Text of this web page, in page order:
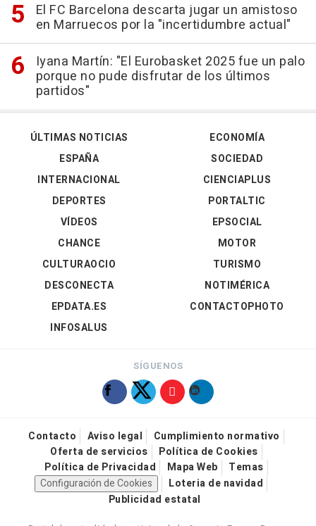
El FC Barcelona descarta jugar un amistoso
en Marruecos por la "incertidumbre actual"
Iyana Martín: "El Eurobasket 2025 fue un palo
porque no pude disfrutar de los últimos
partidos"
ÚLTIMAS NOTICIAS
ESPAÑA
INTERNACIONAL
DEPORTES
VÍDEOS
ECONOMÍA
SOCIEDAD
CIENCIAPLUS
PORTALTIC
EPSOCIAL
CHANCE
CULTURAOCIO
DESCONECTA
EPDATA.ES
INFOSALUS
MOTOR
TURISMO
NOTIMÉRICA
CONTACTOPHOTO
SÍGUENOS
Contacto Aviso legal
Cumplimiento normativo
Oferta de servicios
Política de Cookies
Política de Privacidad
Mapa Web
Temas
Configuración de Cookies
Loteria de navidad
Publicidad estatal